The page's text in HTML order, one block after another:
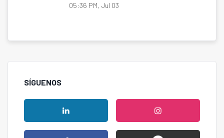
05:36 PM, Jul 03
SÍGUENOS